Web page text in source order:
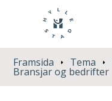
Du er her:
Framsida Tema
Bransjar og bedrifter